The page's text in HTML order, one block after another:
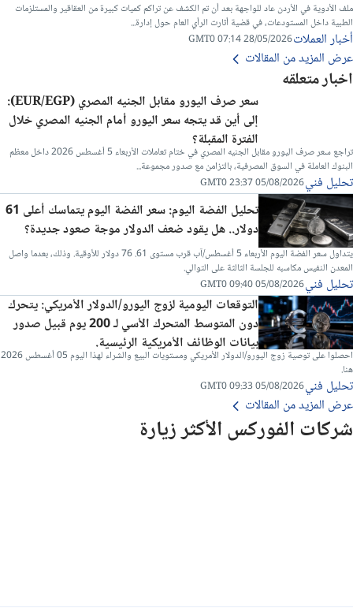
شركات الفوركس الأكثر زيارة
ملف الأدوية في الأردن عاد للواجهة بعد أن تم الكشف عن تراكم كميات كبيرة من العقاقير والمستلزمات
الطبية داخل المستودعات، في قضية أثارت الرأي العام حول إدارة...
أخبار العملات28/05/2026 07:14 GMT0
عرض المزيد من المقالات
اخبار متعلقه
سعر صرف اليورو مقابل الجنيه المصري (EUR/EGP):
إلى أين قد يتجه سعر اليورو أمام الجنيه المصري خلال
الفترة المقبلة؟
تراجع سعر صرف اليورو مقابل الجنيه المصري في ختام تعاملات الأربعاء 5 أغسطس 2026 داخل معظم
البنوك العاملة في السوق المصرفية، بالتزامن مع صدور مجموعة...
تحليل فني05/08/2026 23:37 GMT0
تحليل الفضة اليوم: سعر الفضة اليوم يتماسك أعلى 61
دولار.. هل يقود ضعف الدولار موجة صعود جديدة؟
يتداول سعر الفضة اليوم الأربعاء 5 أغسطس/آب قرب مستوى 61. 76 دولار للأوقية. وذلك، بعدما واصل
المعدن النفيس مكاسبه للجلسة الثالثة على التوالي.
تحليل فني05/08/2026 09:40 GMT0
التوقعات اليومية لزوج اليورو/الدولار الأمريكي: يتحرك
دون المتوسط المتحرك الأسي لـ 200 يوم قبيل صدور
بيانات الوظائف الأمريكية الرئيسية.
احصلوا على توصية زوج اليورو/الدولار الأمريكي ومستويات البيع والشراء لهذا اليوم 05 أغسطس 2026
هنا.
تحليل فني05/08/2026 09:33 GMT0
عرض المزيد من المقالات